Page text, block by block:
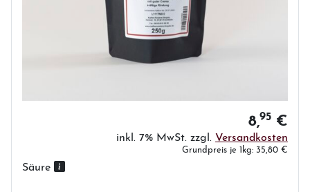
8,95 €
inkl. 7% MwSt. zzgl. Versandkosten
Grundpreis je 1kg: 35,80 €
Säure